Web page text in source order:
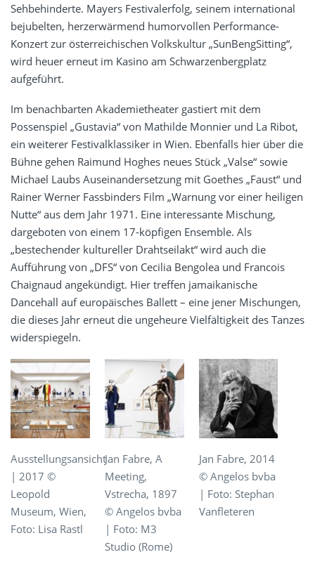
Sehbehinderte. Mayers Festivalerfolg, seinem international
bejubelten, herzerwärmend humorvollen Performance-
Konzert zur österreichischen Volkskultur „SunBengSitting“,
wird heuer erneut im Kasino am Schwarzenbergplatz
aufgeführt.
Im benachbarten Akademietheater gastiert mit dem
Possenspiel „Gustavia“ von Mathilde Monnier und La Ribot,
ein weiterer Festivalklassiker in Wien. Ebenfalls hier über die
Bühne gehen Raimund Hoghes neues Stück „Valse“ sowie
Michael Laubs Auseinandersetzung mit Goethes „Faust“ und
Rainer Werner Fassbinders Film „Warnung vor einer heiligen
Nutte“ aus dem Jahr 1971. Eine interessante Mischung,
dargeboten von einem 17-köpfigen Ensemble. Als
„bestechender kultureller Drahtseilakt“ wird auch die
Aufführung von „DFS“ von Cecilia Bengolea und Francois
Chaignaud angekündigt. Hier treffen jamaikanische
Dancehall auf europäisches Ballett – eine jener Mischungen,
die dieses Jahr erneut die ungeheure Vielfältigkeit des Tanzes
widerspiegeln.
Ausstellungsansicht
| 2017 ©
Leopold
Museum, Wien,
Foto: Lisa Rastl
Jan Fabre, A
Meeting,
Vstrecha, 1897
© Angelos bvba
| Foto: M3
Studio (Rome)
Jan Fabre, 2014
© Angelos bvba
| Foto: Stephan
Vanfleteren